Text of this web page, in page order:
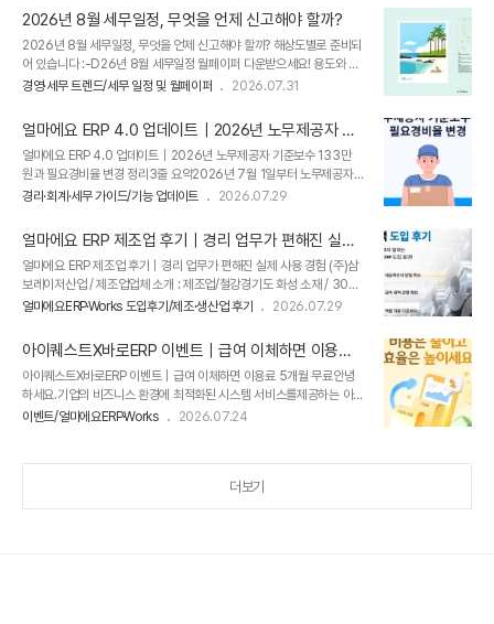
주 주요 이슈,지금부터 간단히 살펴보겠습니다.1. HR·인사/노무 주요 뉴
스 (26. 07. 27 ~ 07. 31 기준) NO.기사 제목언론사1'흩어진 경력' 한
곳에서…고용24 통합경력증명 서비스 개시뉴시스2최저임금 노사 모두
이의제기…재심의 주목SBS Biz3인턴 성과급 안 줬더니 "17억 줘라"…
소송 휘말린 공기업 '패닉'한국경제4노동감독 권한 지방 위임 12월 시
2026년 8월 세무일정, 무엇을 언제 신고해야 할까?
2026년 8월 세무일정, 무엇을 언제 신고해야 할까? 해상도별로 준비되
어 있습니다 :-D26년 8월 세무일정 월페이퍼 다운받으세요! 용도와 업
종 맞춤, 얼마에요 ERP 물류, 재고, 판매, 매출 등 모든 산업의 업무에 필
경리 계좌, 카드, 현금영수증, 세금계산서까지 모든 거래 내역을 자동으
로 수집하고 전표처리하여 모든 경리 업무를 편리하게 지원합니다.
경영·세무 트렌드/세무 일정 및 월페이퍼 2026.07.31
얼마에요 ERP 4.0 업데이트｜2026년 노무제공자 기
준보수 133만 원과 필요경비율 변경 정리
얼마에요 ERP 4.0 업데이트｜2026년 노무제공자 기준보수 133만
원과 필요경비율 변경 정리3줄 요약2026년 7월 1일부터 노무제공자
의 새로운 필요경비율이 적용됩니다.월단위 기준보수액은 기존과 동일한
개정 기준이 반영됐습니다.노무제공자란 무엇인가요?노무제공자는 근로
자는 아니지만 다른 사람의 사업을 위해 직접 노무를 제공하고, 그 대가
를 받는 계약을 체결한 사람을 의미합니다.보험설계사, 방문강사, 택배기
사, 방문판매원, 대리운전기사, 소프트웨어 기술자, 관광통역안내사 등
고용보험법령에서 정한 직종이 대표적인 노무제공자에 해당합니다.​
필요경비율이 변경되었습니..
경리·회계·세무 가이드/기능 업데이트 2026.07.29
얼마에요 ERP 제조업 후기｜경리 업무가 편해진 실제
사용 경험
얼마에요 ERP 제조업 후기｜경리 업무가 편해진 실제 사용 경험 (주)삼
보레이저산업 / 제조업업체 소개 : 제조업/철강​경기도 화성 소재 / 30인
미만얼마에요 ERP 이전 사용 프로그램 : 타 회계 프로그램 3줄 요약철강
얼마에요 ERP를 도입했습니다.실제 사용 후 세금계산서 당일 취소, 급여
내역 확인, 엑셀 다운로드, 빠른 정보 검색 기능을 편리한 점으로 꼽았습
니다.기존 회계 프로그램보다 직관적이고 업무 처리 속도가 빨라, 제조업
경리 프로그램을 찾는 기업에 추천하고 싶다고 평가했습니다.지인 추천
으로 시작한 얼마에요 ERP(주)삼보레이저산업은 업력 11년 차의 제조업
얼마에요ERP·Works 도입후기/제조·생산업 후기 2026.07.29
아이퀘스트X바로ERP 이벤트｜급여 이체하면 이용료
5개월 무료
아이퀘스트X바로ERP 이벤트｜급여 이체하면 이용료 5개월 무료안녕
하세요.기업의 비즈니스 환경에 최적화된 시스템 서비스를제공하는 아이
퀘스트입니다.​ERP 도입 비용, 지금 확 줄여보세요!​아이퀘스트 신규 고객
트 관련한 자세한 내용은 아래를 참고해 주시길 바랍니다. 1. 신규 고객
이벤트/얼마에요ERP·Works 2026.07.24
더보기